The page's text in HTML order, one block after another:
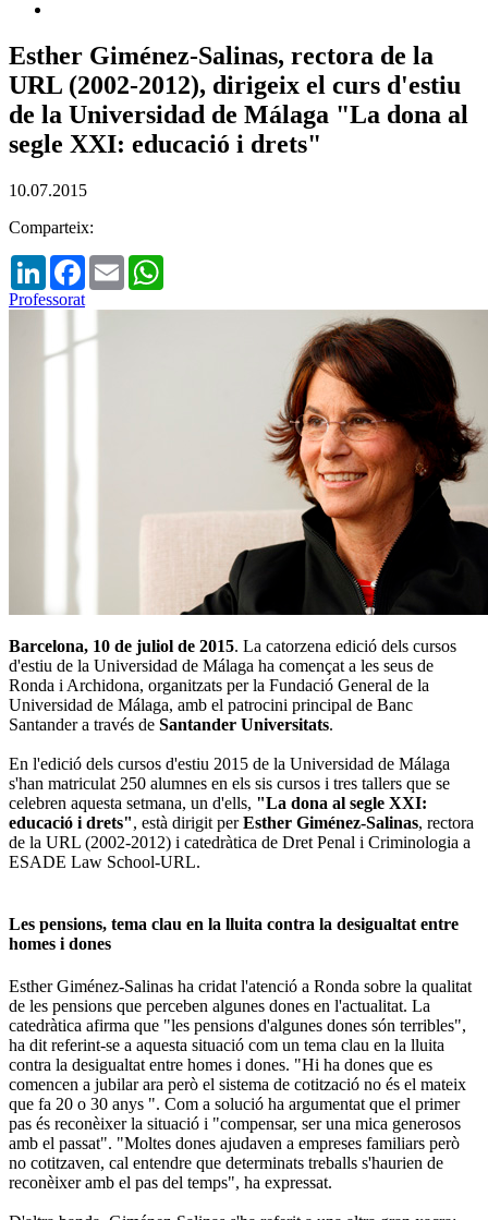
Esther Giménez-Salinas, rectora de la
URL (2002-2012), dirigeix el curs d'estiu
de la Universidad de Málaga "La dona al
segle XXI: educació i drets"
10.07.2015
Comparteix:
LinkedInFacebook
Email
Professorat
Barcelona, 10 de juliol de 2015. La catorzena edició dels cursos
d'estiu de la Universidad de Málaga ha començat a les seus de
Ronda i Archidona, organitzats per la Fundació General de la
Universidad de Málaga, amb el patrocini principal de Banc
Santander a través de Santander Universitats.
En l'edició dels cursos d'estiu 2015 de la Universidad de Málaga
s'han matriculat 250 alumnes en els sis cursos i tres tallers que se
celebren aquesta setmana, un d'ells, "La dona al segle XXI:
educació i drets", està dirigit perEsther Giménez-Salinas, rectora
de la URL (2002-2012) i catedràtica de Dret Penal i Criminologia a
ESADE Law School-URL.
Les pensions, tema clau en la lluita contra la desigualtat entre
homes i dones
Esther Giménez-Salinas ha cridat l'atenció a Ronda sobre la qualitat
de les pensions que perceben algunes dones en l'actualitat. La
catedràtica afirma que "les pensions d'algunes dones són terribles",
ha dit referint-se a aquesta situació com un tema clau en la lluita
contra la desigualtat entre homes i dones. "Hi ha dones que es
comencen a jubilar ara però el sistema de cotització no és el mateix
que fa 20 o 30 anys ". Com a solució ha argumentat que el primer
pas és reconèixer la situació i "compensar, ser una mica generosos
amb el passat". "Moltes dones ajudaven a empreses familiars però
no cotitzaven, cal entendre que determinats treballs s'haurien de
reconèixer amb el pas del temps", ha expressat.